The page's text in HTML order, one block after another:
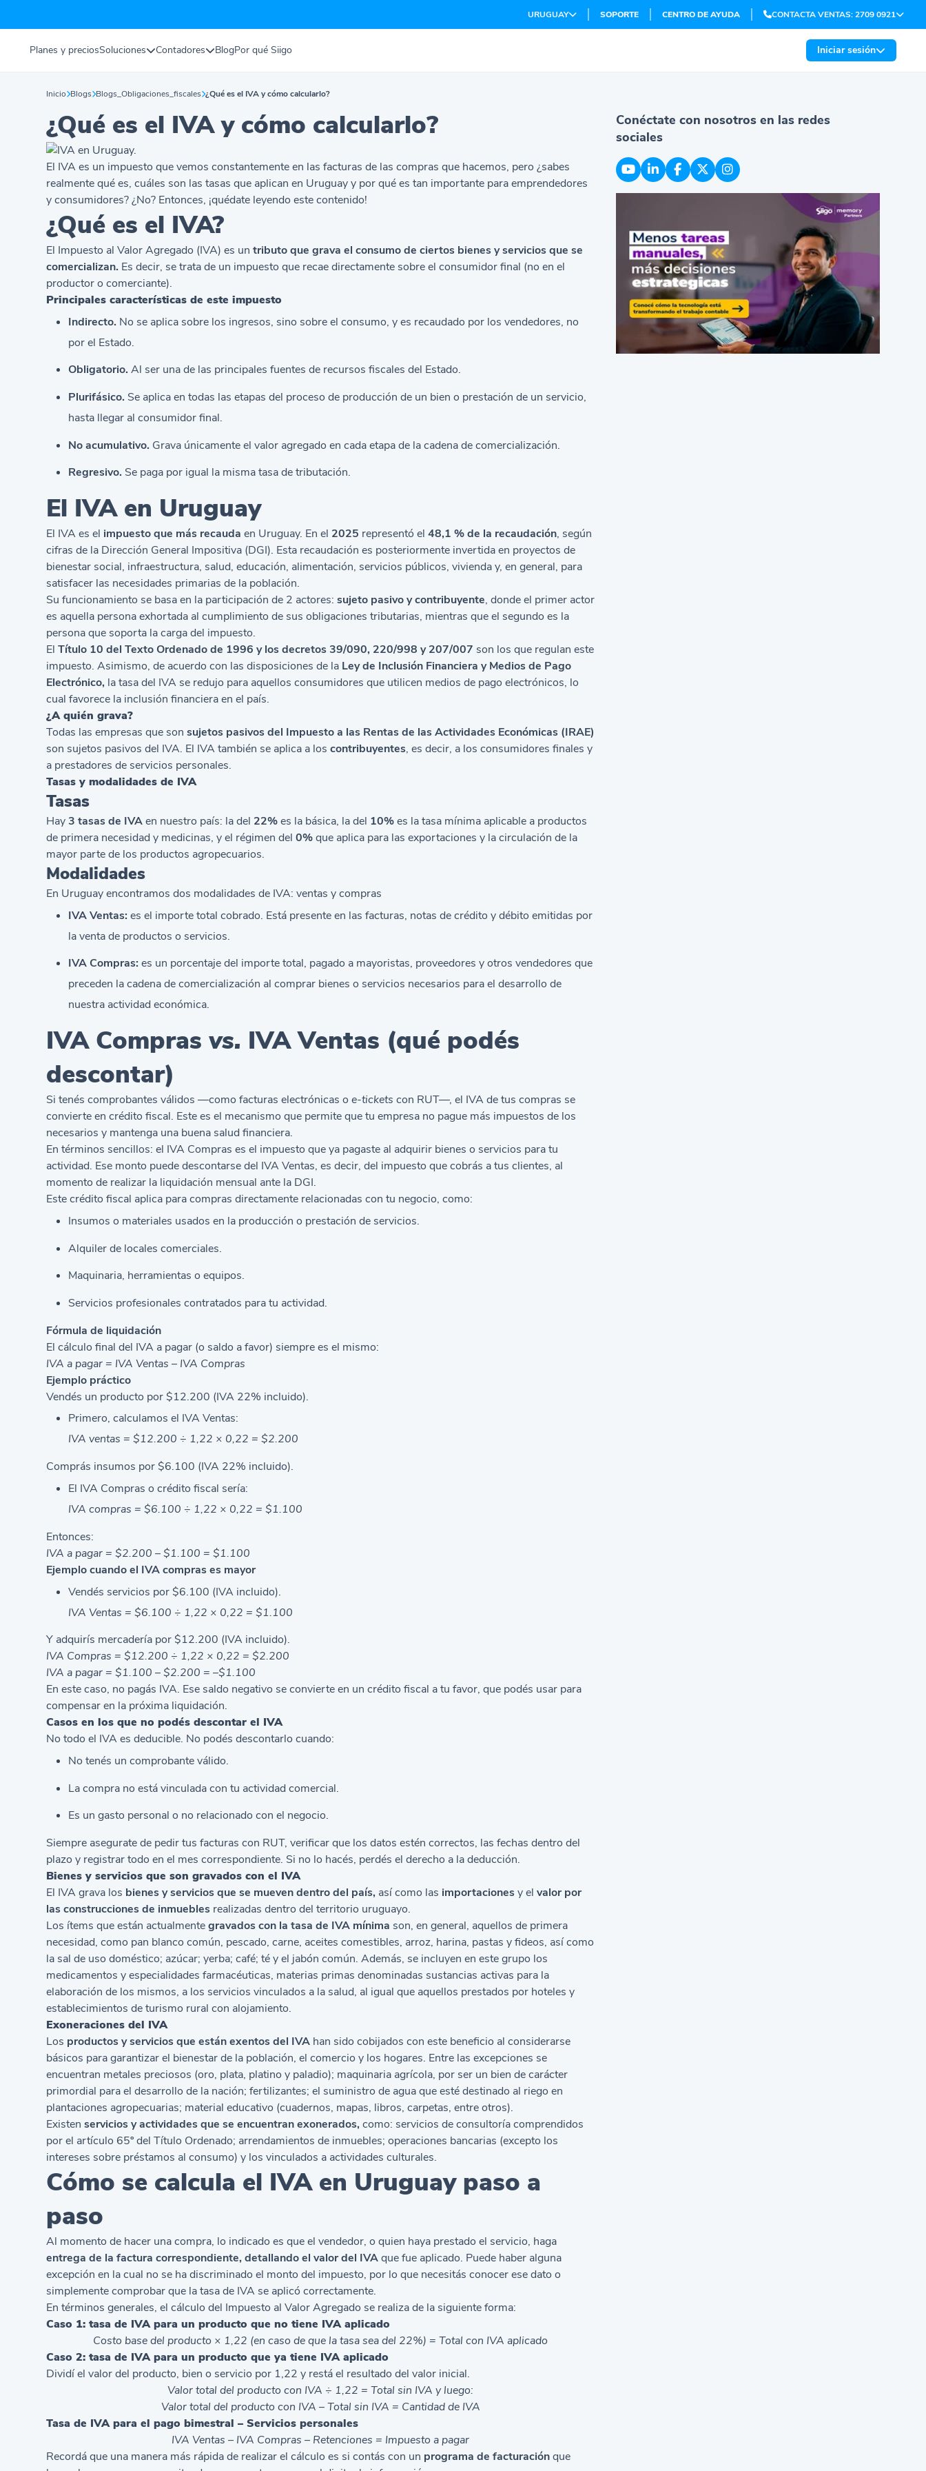
URUGUAY SOPORTE CENTRO DE AYUDA CONTACTA VENTAS: 2709 0921
Planes y preciosSoluciones Contadores BlogPor qué Siigo Iniciar sesión
Inicio Blogs Blogs_Obligaciones_fiscales ¿Qué es el IVA y cómo calcularlo?
¿Qué es el IVA y cómo calcularlo?
El IVA es un impuesto que vemos constantemente en las facturas de las compras que hacemos, pero ¿sabes
realmente qué es, cuáles son las tasas que aplican en Uruguay y por qué es tan importante para emprendedores
y consumidores? ¿No? Entonces, ¡quédate leyendo este contenido!
¿Qué es el IVA?
El Impuesto al Valor Agregado (IVA) es untributo que grava el consumo de ciertos bienes y servicios que se
comercializan. Es decir, se trata de un impuesto que recae directamente sobre el consumidor final (no en el
productor o comerciante).
Principales características de este impuesto
Indirecto. No se aplica sobre los ingresos, sino sobre el consumo, y es recaudado por los vendedores, no
por el Estado.
Obligatorio. Al ser una de las principales fuentes de recursos fiscales del Estado.
Plurifásico. Se aplica en todas las etapas del proceso de producción de un bien o prestación de un servicio,
hasta llegar al consumidor final.
No acumulativo. Grava únicamente el valor agregado en cada etapa de la cadena de comercialización.
Regresivo. Se paga por igual la misma tasa de tributación.
El IVA en Uruguay
El IVA es el impuesto que más recauda en Uruguay. En el 2025 representó el48,1 %de la recaudación, según
cifras de la Dirección General Impositiva (DGI). Esta recaudación es posteriormente invertida en proyectos de
bienestar social, infraestructura, salud, educación, alimentación, servicios públicos, vivienda y, en general, para
satisfacer las necesidades primarias de la población.
Su funcionamiento se basa en la participación de 2 actores:sujeto pasivo y contribuyente, donde el primer actor
es aquella persona exhortada al cumplimiento de sus obligaciones tributarias, mientras que el segundo es la
persona que soporta la carga del impuesto.
ElTítulo 10 del Texto Ordenado de 1996 y los decretos 39/090, 220/998 y 207/007 son los que regulan este
impuesto. Asimismo, de acuerdo con las disposiciones de la Ley de Inclusión Financiera y Medios de Pago
Electrónico, la tasa del IVA se redujo para aquellos consumidores que utilicen medios de pago electrónicos, lo
cual favorece la inclusión financiera en el país.
¿A quién grava?
Todas las empresas que sonsujetos pasivos del Impuesto a las Rentas de las Actividades Económicas (IRAE)
son sujetos pasivos del IVA. El IVA también se aplica a loscontribuyentes, es decir, a los consumidores finales y
a prestadores de servicios personales.
Tasas y modalidades de IVA
Tasas
Hay3 tasas de IVAen nuestro país: la del 22%es la básica, la del 10%es la tasa mínima aplicable a productos
de primera necesidad y medicinas, y el régimen del0%que aplica para las exportaciones y la circulación de la
mayor parte de los productos agropecuarios.
Modalidades
En Uruguay encontramos dos modalidades de IVA: ventas y compras
IVA Ventas: es el importe total cobrado. Está presente en las facturas, notas de crédito y débito emitidas por
la venta de productos o servicios.
IVA Compras: es un porcentaje del importe total, pagado a mayoristas, proveedores y otros vendedores que
preceden la cadena de comercialización al comprar bienes o servicios necesarios para el desarrollo de
nuestra actividad económica.
IVA Comprasvs. IVA Ventas (qué podés
descontar)
Si tenés comprobantes válidos —como facturas electrónicas oe-tickets con RUT—, el IVA de tus compras se
convierte en crédito fiscal. Este es el mecanismo que permite que tu empresa no pague más impuestos de los
necesarios y mantenga una buena salud financiera.
En términos sencillos: el IVA Compras es el impuesto que ya pagaste al adquirir bienes o servicios para tu
actividad. Ese monto puede descontarse del IVA Ventas, es decir, del impuesto que cobrás a tus clientes, al
momento de realizar la liquidación mensual ante la DGI.
Este crédito fiscal aplica para compras directamente relacionadas con tu negocio, como:
Insumos o materiales usados en la producción o prestación de servicios.
Alquiler de locales comerciales.
Maquinaria, herramientas o equipos.
Servicios profesionales contratados para tu actividad.
Fórmula de liquidación
El cálculo final del IVA a pagar (o saldo a favor) siempre es el mismo:
IVA a pagar = IVA Ventas – IVA Compras
Ejemplo práctico
Vendés un producto por $12.200 (IVA 22% incluido).
Primero, calculamos el IVA Ventas:
IVA ventas = $12.200 ÷ 1,22 × 0,22 = $2.200
Comprás insumos por $6.100 (IVA 22% incluido).
El IVA Compras o crédito fiscal sería:
IVA compras = $6.100 ÷ 1,22 × 0,22 = $1.100
Entonces:
IVA a pagar = $2.200 – $1.100 = $1.100
Ejemplo cuando el IVA compras es mayor
Vendés servicios por $6.100 (IVA incluido).
IVA Ventas = $6.100 ÷ 1,22 × 0,22 = $1.100
Y adquirís mercadería por $12.200 (IVA incluido).
IVA Compras = $12.200 ÷ 1,22 × 0,22 = $2.200
IVA a pagar = $1.100 – $2.200 = –$1.100
En este caso, no pagás IVA. Ese saldo negativo se convierte en un crédito fiscal a tu favor, que podés usar para
compensar en la próxima liquidación.
Casos en los que no podés descontar el IVA
No todo el IVA es deducible. No podés descontarlo cuando:
No tenés un comprobante válido.
La compra no está vinculada con tu actividad comercial.
Es un gasto personal o no relacionado con el negocio.
Siempre asegurate de pedir tus facturas con RUT, verificar que los datos estén correctos, las fechas dentro del
plazo y registrar todo en el mes correspondiente. Si no lo hacés, perdés el derecho a la deducción.
Bienes y servicios que son gravados con el IVA
El IVA grava los bienes y servicios que se mueven dentro del país, así como las importacionesy elvalor por
las construcciones de inmuebles realizadas dentro del territorio uruguayo.
Los ítems que están actualmentegravados con la tasa de IVA mínima son, en general, aquellos de primera
necesidad, como pan blanco común, pescado, carne, aceites comestibles, arroz, harina, pastas y fideos, así como
la sal de uso doméstico; azúcar; yerba; café; té y el jabón común. Además, se incluyen en este grupo los
medicamentos y especialidades farmacéuticas, materias primas denominadas sustancias activas para la
elaboración de los mismos, a los servicios vinculados a la salud, al igual que aquellos prestados por hoteles y
establecimientos de turismo rural con alojamiento.
Exoneraciones del IVA
Los productos y servicios que están exentos del IVA han sido cobijados con este beneficio al considerarse
básicos para garantizar el bienestar de la población, el comercio y los hogares. Entre las excepciones se
encuentran metales preciosos (oro, plata, platino y paladio); maquinaria agrícola, por ser un bien de carácter
primordial para el desarrollo de la nación; fertilizantes; el suministro de agua que esté destinado al riego en
plantaciones agropecuarias; material educativo (cuadernos, mapas, libros, carpetas, entre otros).
Existenservicios y actividades que se encuentran exonerados, como: servicios de consultoría comprendidos
por el artículo 65º del Título Ordenado; arrendamientos de inmuebles; operaciones bancarias (excepto los
intereses sobre préstamos al consumo) y los vinculados a actividades culturales.
Cómo se calcula el IVA en Uruguay paso a
paso
Al momento de hacer una compra, lo indicado es que el vendedor, o quien haya prestado el servicio, haga
entrega de la factura correspondiente, detallando el valor del IVAque fue aplicado. Puede haber alguna
excepción en la cual no se ha discriminado el monto del impuesto, por lo que necesitás conocer ese dato o
simplemente comprobar que la tasa de IVA se aplicó correctamente.
En términos generales, el cálculo del Impuesto al Valor Agregado se realiza de la siguiente forma:
Caso 1: tasa de IVA para un producto que no tiene IVA aplicado
Costo base del producto × 1,22 (en caso de que la tasa sea del 22%) = Total con IVA aplicado
Caso 2: tasa de IVA para un producto que ya tiene IVA aplicado
Dividí el valor del producto, bien o servicio por 1,22 y restá el resultado del valor inicial.
Valor total del producto con IVA ÷ 1,22 = Total sin IVA y luego:
Valor total del producto con IVA – Total sin IVA = Cantidad de IVA
Tasa de IVA para el pago bimestral – Servicios personales
IVA Ventas – IVA Compras – Retenciones = Impuesto a pagar
Recordá que una manera más rápida de realizar el cálculo es si contás con un programa de facturaciónque
Conéctate con nosotros en las redes
sociales